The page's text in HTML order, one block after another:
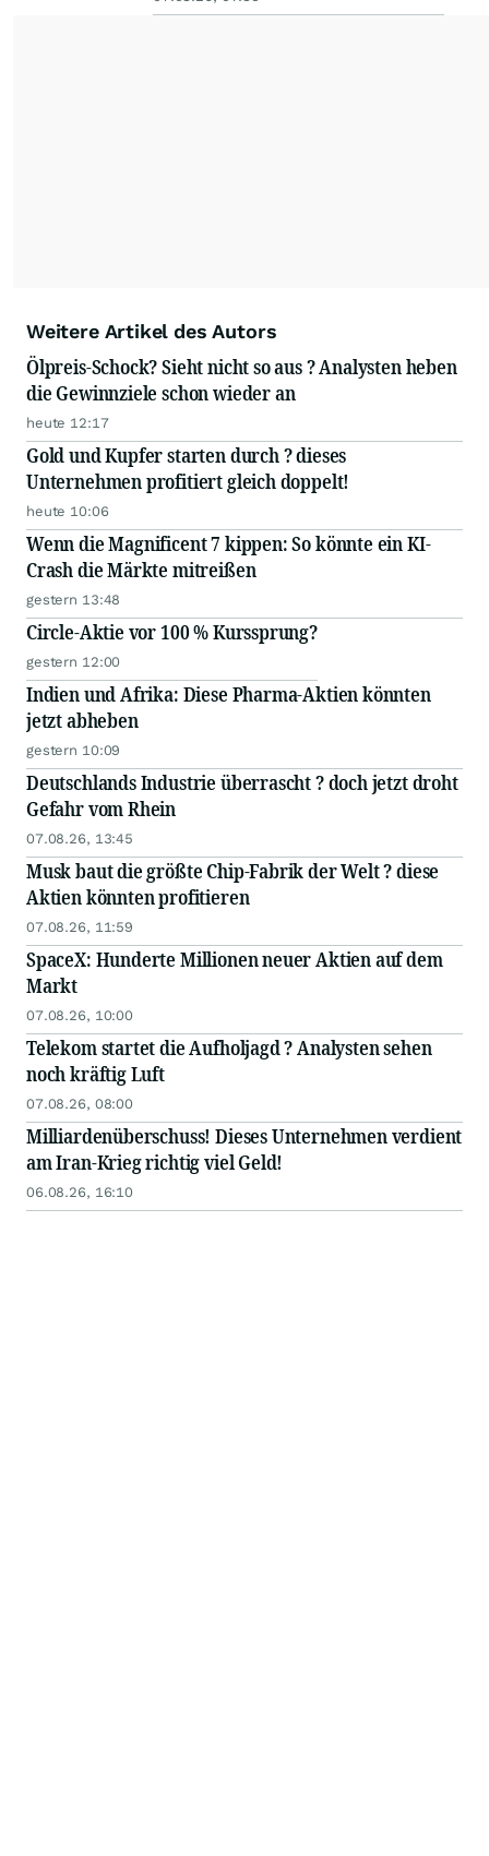
Weitere Artikel des Autors
Ölpreis-Schock? Sieht nicht so aus ? Analysten heben
die Gewinnziele schon wieder an
heute 12:17
Gold und Kupfer starten durch ? dieses
Unternehmen profitiert gleich doppelt!
heute 10:06
Wenn die Magnificent 7 kippen: So könnte ein KI-
Crash die Märkte mitreißen
gestern 13:48
Circle-Aktie vor 100 % Kurssprung?
gestern 12:00
Indien und Afrika: Diese Pharma-Aktien könnten
jetzt abheben
gestern 10:09
Deutschlands Industrie überrascht ? doch jetzt droht
Gefahr vom Rhein
07.08.26, 13:45
Musk baut die größte Chip-Fabrik der Welt ? diese
Aktien könnten profitieren
07.08.26, 11:59
SpaceX: Hunderte Millionen neuer Aktien auf dem
Markt
07.08.26, 10:00
Telekom startet die Aufholjagd ? Analysten sehen
noch kräftig Luft
07.08.26, 08:00
Milliardenüberschuss! Dieses Unternehmen verdient
am Iran-Krieg richtig viel Geld!
06.08.26, 16:10